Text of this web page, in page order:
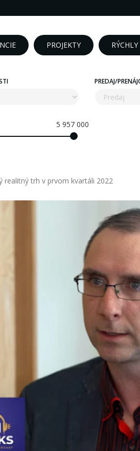
PROJEKTY
PREDAJ/
5 957 000
realitný trh v prvom kvartáli 2022